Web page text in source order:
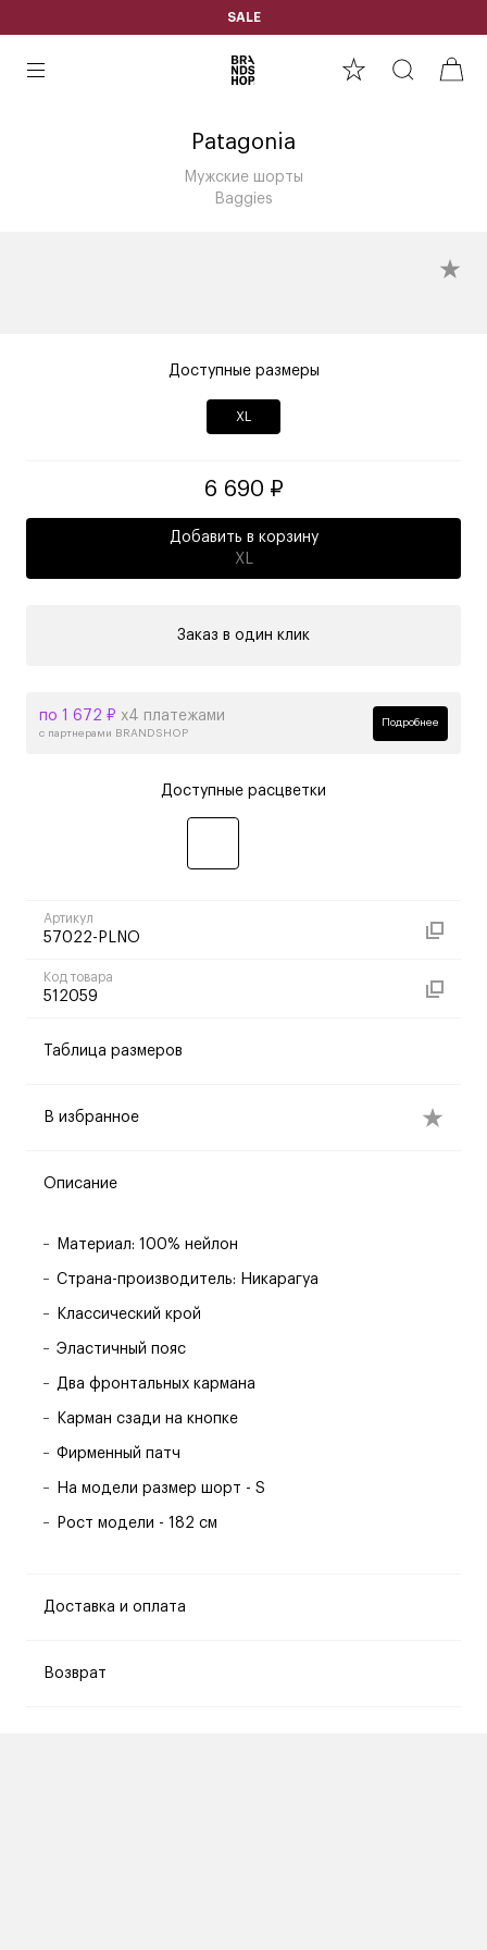
SALE
Patagonia
Мужские шорты
Baggies
Доступные размеры
XL
6 690 ₽
Добавить в корзину
XL
Заказ в один клик
по 1 672 ₽ х4 платежами
с партнерами BRANDSHOP
Подробнее
Доступные расцветки
Артикул
57022-PLNO
Код товара
512059
Таблица размеров
В избранное
Описание
Материал: 100% нейлон
Страна-производитель: Никарагуа
Классический крой
Эластичный пояс
Два фронтальных кармана
Карман сзади на кнопке
Фирменный патч
На модели размер шорт - S
Рост модели - 182 см
Доставка и оплата
Возврат